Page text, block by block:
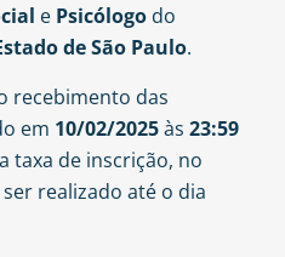
e Psicólogo do
de São Paulo.
recebimento das
em 10/02/2025às 23:59
taxa de inscrição, no
realizado até o dia